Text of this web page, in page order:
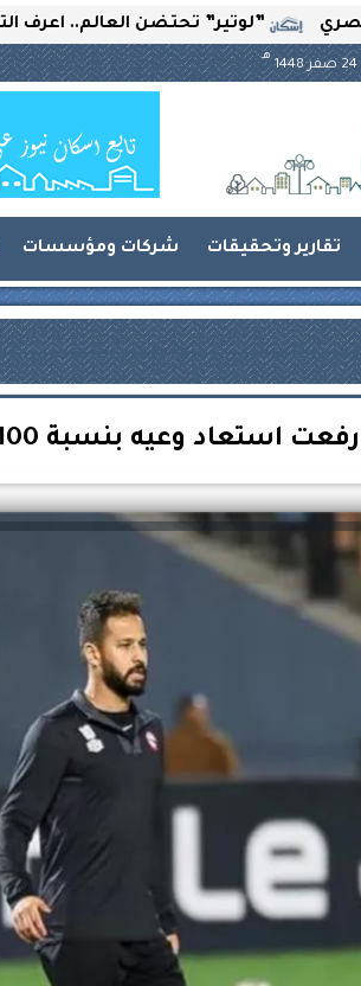
”لوتير” تحتضن العالم.. اعرف التفاصيل
24 صفر 1448
هـ
تقارير وتحقيقات شركات ومؤسسات
وعيه بنسبة 100% وقلق من حالة الكلى